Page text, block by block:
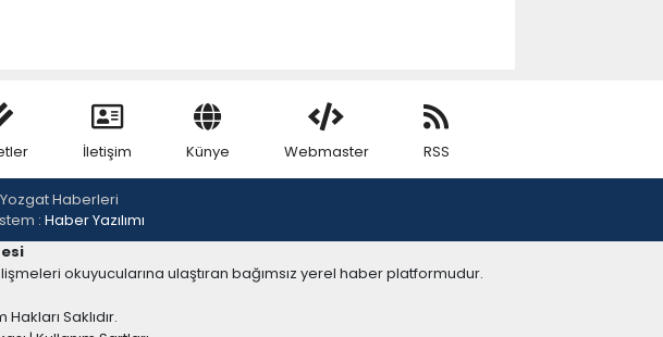
İletişim Künye Webmaster RSS
Haberleri
: Haber Yazılımı
okuyucularına ulaştıran bağımsız yerel haber platformudur.
Saklıdır.